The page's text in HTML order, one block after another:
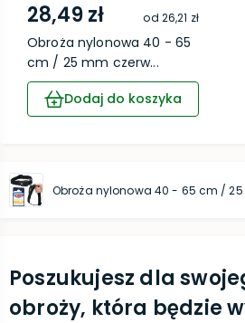
28,49 zł od 26,21 zł
Obroża nylonowa 40 - 65
cm / 25 mm czerw...
Dodaj do koszyka
Poszukujesz dla
obroży, która będzie